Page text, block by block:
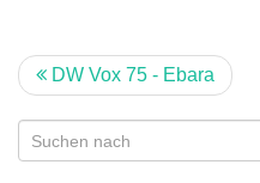
DW Vox 75 - Ebara